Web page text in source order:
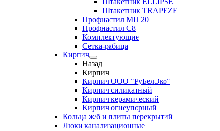
Штакетник ELLIPSE
Штакетник TRAPEZE
Профнастил МП 20
Профнастил С8
Комплектующие
Сетка-рабица
Кирпич
Назад
Кирпич
Кирпич ООО "РуБелЭко"
Кирпич силикатный
Кирпич керамический
Кирпич огнеупорный
Кольца ж/б и плиты перекрытий
Люки канализационные